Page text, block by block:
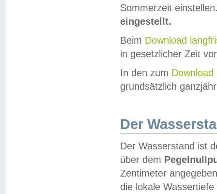
Sommerzeit
eingestellt.
Beim Download
in gesetzlicher Zeit
In den zum Download
grundsätzlich
Der
Der Wasserstand ist
über dem
Zentimeter
die lokale